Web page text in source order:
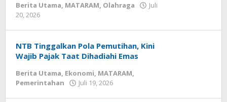
Berita Utama, MATARAM, Olahraga
Juli
20, 2026
NTB Tinggalkan Pola Pemutihan, Kini
Wajib Pajak Taat Dihadiahi Emas
Berita Utama, Ekonomi, MATARAM,
Pemerintahan
Juli 19, 2026